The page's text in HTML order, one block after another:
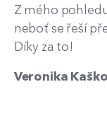
Z mého
neboť se řeší
Díky za to!
Veronika